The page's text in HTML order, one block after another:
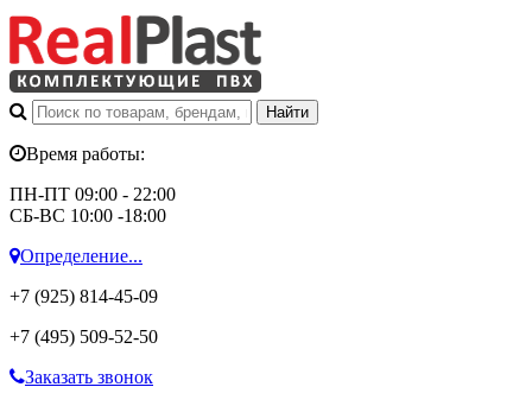
Время работы:
ПН-ПТ 09:00 - 22:00
СБ-ВС 10:00 -18:00
Определение...
+7 (925) 814-45-09
+7 (495) 509-52-50
Заказать звонок